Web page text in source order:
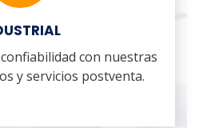
con nuestras
y servicios postventa.